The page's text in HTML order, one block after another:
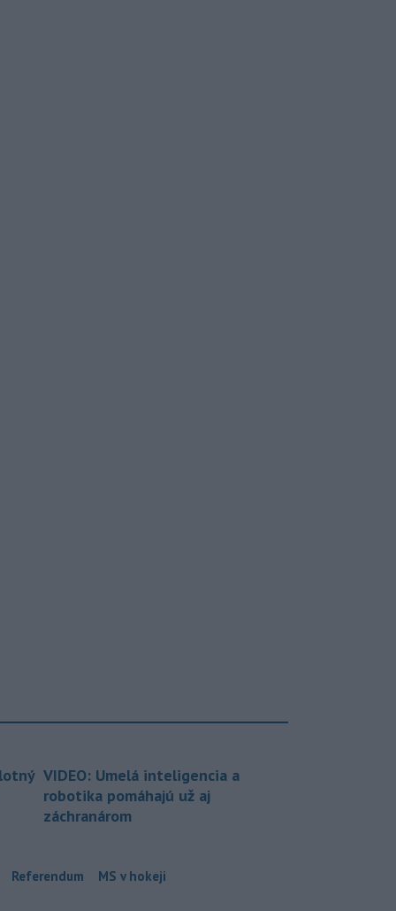
VIDEO: Umelá inteligencia a
robotika pomáhajú už aj
záchranárom
Referendum MS v hokeji